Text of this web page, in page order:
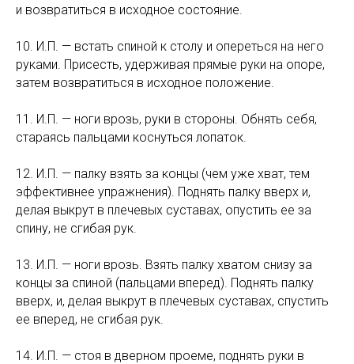
и возвратиться в исходное состояние.
10. И.П. — встать спиной к столу и опереться на него
руками. Присесть, удерживая прямые руки на опоре,
затем возвратиться в исходное положение.
11. И.П. — ноги врозь, руки в стороны. Обнять себя,
стараясь пальцами коснуться лопаток.
12. И.П. — палку взять за концы (чем уже хват, тем
эффективнее упражнения). Поднять палку вверх и,
делая выкрут в плечевых суставах, опустить ее за
спину, не сгибая рук.
13. И.П. — ноги врозь. Взять палку хватом снизу за
концы за спиной (пальцами вперед). Поднять палку
вверх, и, делая выкрут в плечевых суставах, спустить
ее вперед, не сгибая рук.
14. И.П. — стоя в дверном проеме, поднять руки в